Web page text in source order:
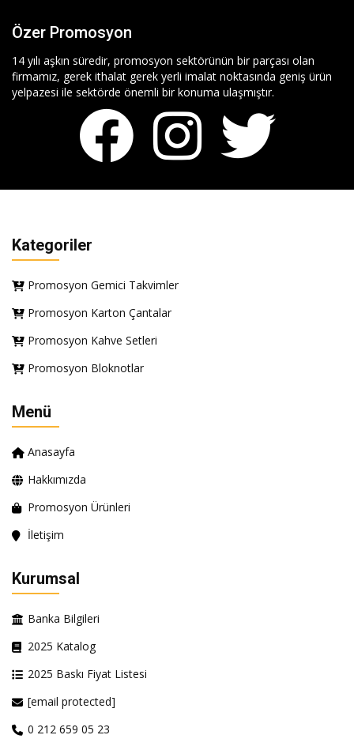
Özer Promosyon
14 yılı aşkın süredir, promosyon sektörünün bir parçası olan
firmamız, gerek ithalat gerek yerli imalat noktasında geniş ürün
yelpazesi ile sektörde önemli bir konuma ulaşmıştır.
Kategoriler
Promosyon Gemici Takvimler
Promosyon Karton Çantalar
Promosyon Kahve Setleri
Promosyon Bloknotlar
Menü
Anasayfa
Hakkımızda
Promosyon Ürünleri
İletişim
Kurumsal
Banka Bilgileri
2025 Katalog
2025 Baskı Fiyat Listesi
[email protected]
0 212 659 05 23